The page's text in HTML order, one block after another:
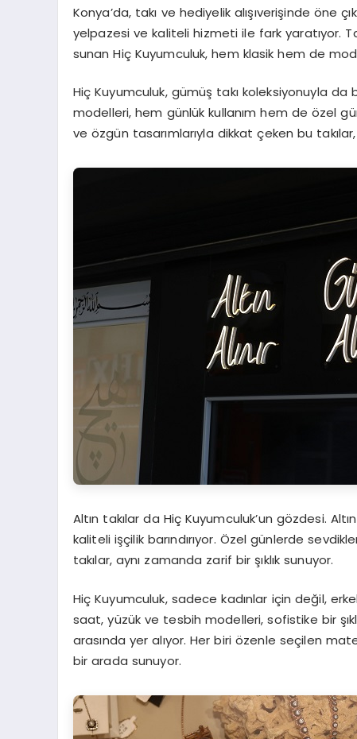
Konya’da, takı ve hediyelik alışıverişinde öne
yelpazesi ve kaliteli hizmeti ile fark yaratıyor.
sunan Hiç Kuyumculuk, hem klasik hem de
Hiç Kuyumculuk, gümüş takı koleksiyonuyla
modelleri, hem günlük kullanım hem de özel
ve özgün tasarımlarıyla dikkat çeken bu
Altın takılar da Hiç Kuyumculuk’un gözdesi.
kaliteli işçilik barındırıyor. Özel günlerde
takılar, aynı zamanda zarif bir şıklık sunuyor.
Hiç Kuyumculuk, sadece kadınlar için değil,
saat, yüzük ve tesbih modelleri, sofistike bir
arasında yer alıyor. Her biri özenle seçilen
bir arada sunuyor.